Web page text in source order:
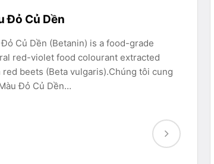
Đỏ Củ Dền
Đỏ Củ Dền (Betanin) is a food-grade
red-violet food colourant extracted
red beets (Beta vulgaris).Chúng tôi cung
Đỏ Củ Dền…